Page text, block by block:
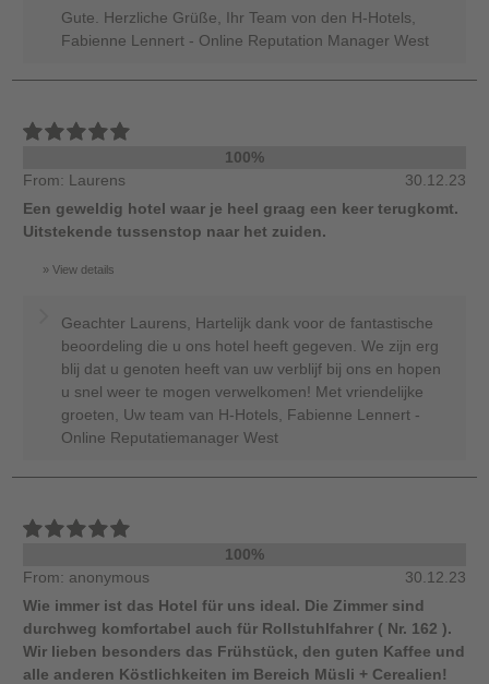
Gute. Herzliche Grüße, Ihr Team von den H-Hotels,
Fabienne Lennert - Online Reputation Manager West
100%
From: Laurens
30.12.23
Een geweldig hotel waar je heel graag een keer terugkomt.
Uitstekende tussenstop naar het zuiden.
View details
Geachter Laurens, Hartelijk dank voor de fantastische
beoordeling die u ons hotel heeft gegeven. We zijn erg
blij dat u genoten heeft van uw verblijf bij ons en hopen
u snel weer te mogen verwelkomen! Met vriendelijke
groeten, Uw team van H-Hotels, Fabienne Lennert -
Online Reputatiemanager West
100%
From: anonymous
30.12.23
Wie immer ist das Hotel für uns ideal. Die Zimmer sind
durchweg komfortabel auch für Rollstuhlfahrer ( Nr. 162 ).
Wir lieben besonders das Frühstück, den guten Kaffee und
alle anderen Köstlichkeiten im Bereich Müsli + Cerealien!